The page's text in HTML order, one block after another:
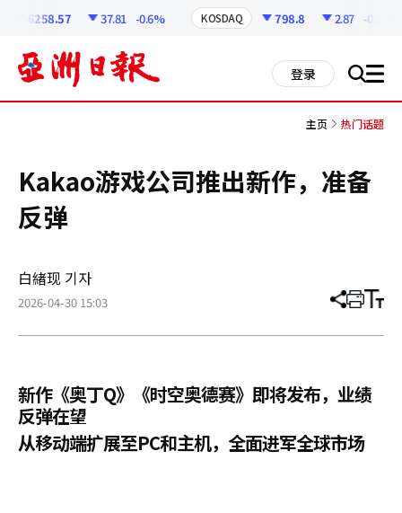
6258.57 37.81 -0.6% KOSDAQ 798.8 2.87 -0.36%
登录 搜 all
主页 热门话题
Kakao游戏公司推出新作，准备
反弹
白緖现 기자
2026-04-30 15:03 分
章
打 调
小
新作《奥丁Q》《时空奥德赛》即将发布，业绩
反弹在望
从移动端扩展至PC和主机，全面进军全球市场